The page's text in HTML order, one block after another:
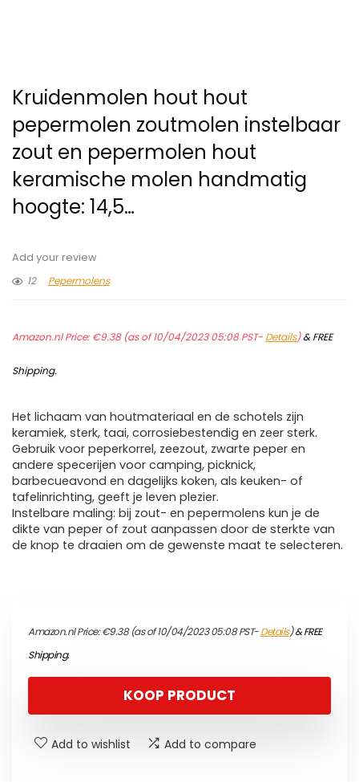
Kruidenmolen hout hout
pepermolen zoutmolen instelbaar
zout en pepermolen hout
keramische molen handmatig
hoogte: 14,5…
Add your review
12
Pepermolens
Amazon.nl Price:€9.38(as of 10/04/2023 05:08 PST- Details)&FREE
Shipping.
Het lichaam van houtmateriaal en de schotels zijn
keramiek, sterk, taai, corrosiebestendig en zeer sterk.
Gebruik voor peperkorrel, zeezout, zwarte peper en
andere specerijen voor camping, picknick,
barbecueavond en dagelijks koken, als keuken- of
tafelinrichting, geeft je leven plezier.
Instelbare maling: bij zout- en pepermolens kun je de
dikte van peper of zout aanpassen door de sterkte van
de knop te draaien om de gewenste maat te selecteren.
Amazon.nl Price:€9.38(as of 10/04/2023 05:08 PST-Details)&FREE
Shipping.
KOOP PRODUCT
Add to wishlist Add to compare